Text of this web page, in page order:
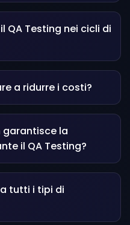
QA Testing nei cicli di
a ridurre i costi?
garantisce la
il QA Testing?
tutti i tipi di